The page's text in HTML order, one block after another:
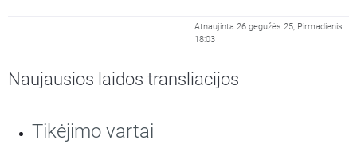
Atnaujinta 26 gegužės 25, Pirmadienis
18:03
Naujausios laidos transliacijos
Tikėjimo vartai